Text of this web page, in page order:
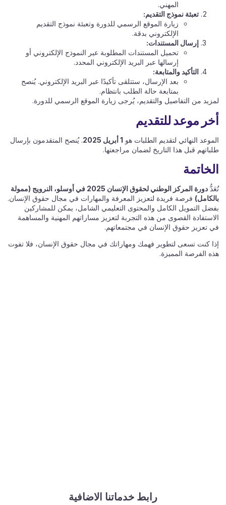
المهني.​
تعبئة نموذج التقديم:
زيارة الموقع الرسمي للدورة وتعبئة نموذج التقديم
الإلكتروني بدقة.​
إرسال المستندات:
تحميل المستندات المطلوبة عبر النموذج الإلكتروني أو
إرسالها عبر البريد الإلكتروني المحدد.​
التأكيد والمتابعة:
بعد الإرسال، ستتلقى تأكيدًا عبر البريد الإلكتروني. يُنصح
بمتابعة حالة الطلب بانتظام.​
لمزيد من التفاصيل والتقديم، يُرجى زيارة الموقع الرسمي للدورة.​
أخر موعد للتقديم
الموعد النهائي لتقديم الطلبات هو 1 أبريل 2025
. يُنصح المتقدمون بإرسال
طلباتهم قبل هذا التاريخ لضمان مراجعتها.​
الخاتمة
تُعَدُّ
دورة المركز الوطني لحقوق الإنسان 2025 في أوسلو، النرويج (ممولة
بالكامل) فرصة فريدة لتعزيز المعرفة والمهارات في مجال حقوق الإنسان.
بفضل التمويل الكامل والمحتوى التعليمي الشامل، يمكن للمشاركين
الاستفادة القصوى من هذه التجربة لتعزيز مساراتهم المهنية والمساهمة
في تعزيز حقوق الإنسان في مجتمعاتهم.​
إذا كنت تسعى لتطوير فهمك ومهاراتك في مجال حقوق الإنسان، فلا تفوت
هذه الفرصة المميزة.​
رابط خدماتنا الاضافية